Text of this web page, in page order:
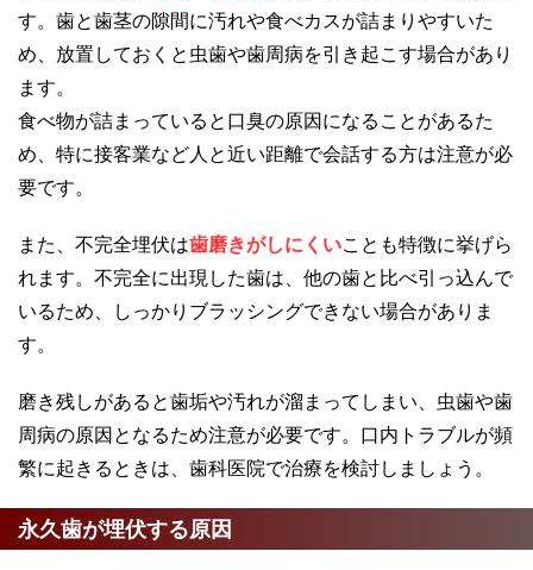
す。歯と歯茎の隙間に汚れや食べカスが詰まりやすいた
め、放置しておくと虫歯や歯周病を引き起こす場合があり
ます。
食べ物が詰まっていると口臭の原因になることがあるた
め、特に接客業など人と近い距離で会話する方は注意が必
要です。
また、不完全埋伏は歯磨きがしにくいことも特徴に挙げら
れます。不完全に出現した歯は、他の歯と比べ引っ込んで
いるため、しっかりブラッシングできない場合がありま
す。
磨き残しがあると歯垢や汚れが溜まってしまい、虫歯や歯
周病の原因となるため注意が必要です。口内トラブルが頻
繁に起きるときは、歯科医院で治療を検討しましょう。
永久歯が埋伏する原因